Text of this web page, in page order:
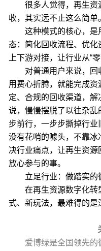
很多人觉得，再生资
收，其实远不止这么简单
这种模式的核心，是
态：简化回收流程、优
上下游对接，让行业从“零
对普通用户来说，回
用费心折腾，就能完成
定、合规的回收渠道，
说，慢慢摆脱了以往杂
步前行，一步步撕掉行业
没有花哨的噱头，不靠
决行业痛点，让再生资
放心参与的事。
立足行业：做踏实的
在再生资源数字化转
式、新玩法，最难得的是
爱博绿是全国领先的